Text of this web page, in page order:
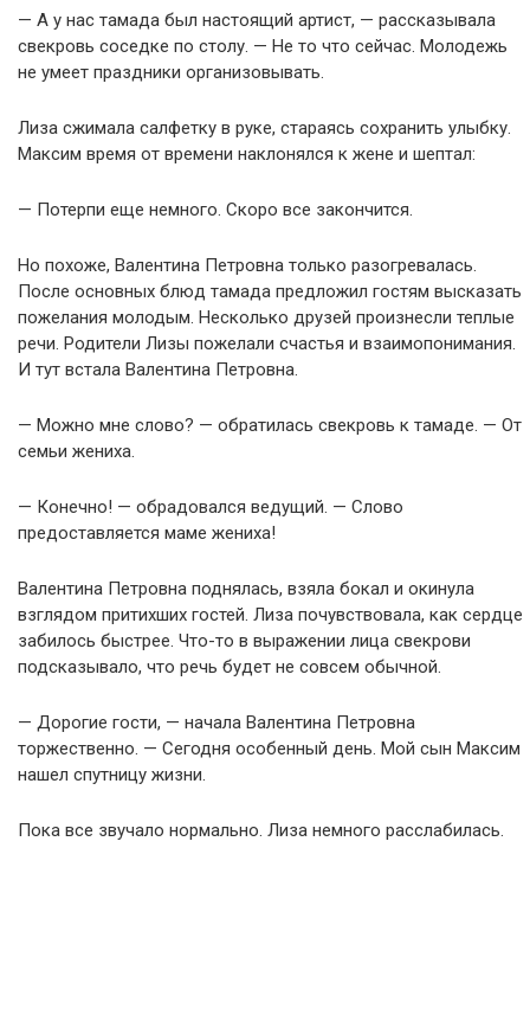
— А у нас тамада был настоящий артист, — рассказывала
свекровь соседке по столу. — Не то что сейчас. Молодежь
не умеет праздники организовывать.
Лиза сжимала салфетку в руке, стараясь сохранить улыбку.
Максим время от времени наклонялся к жене и шептал:
— Потерпи еще немного. Скоро все закончится.
Но похоже, Валентина Петровна только разогревалась.
После основных блюд тамада предложил гостям высказать
пожелания молодым. Несколько друзей произнесли теплые
речи. Родители Лизы пожелали счастья и взаимопонимания.
И тут встала Валентина Петровна.
— Можно мне слово? — обратилась свекровь к тамаде. — От
семьи жениха.
— Конечно! — обрадовался ведущий. — Слово
предоставляется маме жениха!
Валентина Петровна поднялась, взяла бокал и окинула
взглядом притихших гостей. Лиза почувствовала, как сердце
забилось быстрее. Что-то в выражении лица свекрови
подсказывало, что речь будет не совсем обычной.
— Дорогие гости, — начала Валентина Петровна
торжественно. — Сегодня особенный день. Мой сын Максим
нашел спутницу жизни.
Пока все звучало нормально. Лиза немного расслабилась.